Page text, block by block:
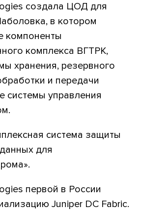
создала ЦОД для
в котором
компоненты
комплекса ВГТРК,
хранения, резервного
и передачи
системы управления
система защиты
для
первой в России
Juniper DC Fabric.